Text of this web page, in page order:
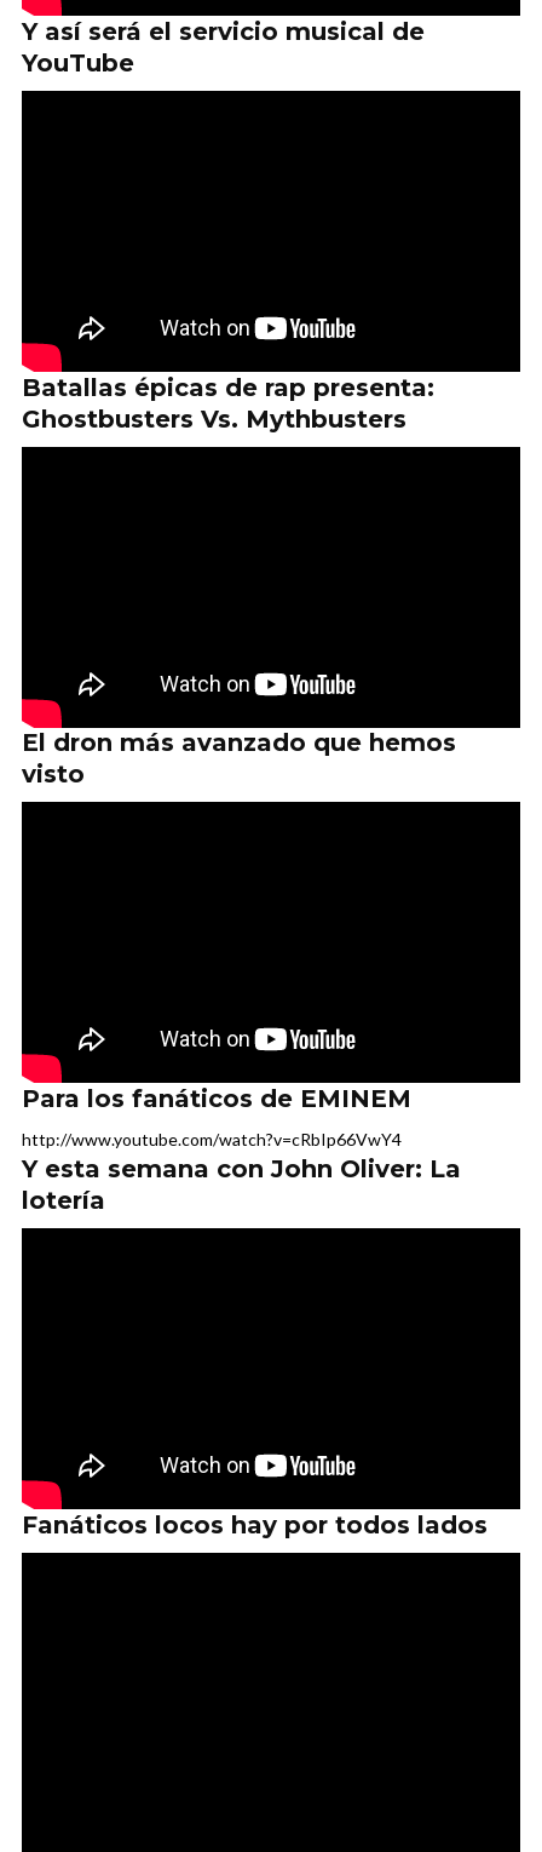
Y así será el servicio musical de
YouTube
Batallas épicas de rap presenta:
Ghostbusters Vs. Mythbusters
El dron más avanzado que hemos
visto
Para los fanáticos de EMINEM
http://www.youtube.com/watch?v=cRbIp66VwY4
Y esta semana con John Oliver: La
lotería
Fanáticos locos hay por todos lados